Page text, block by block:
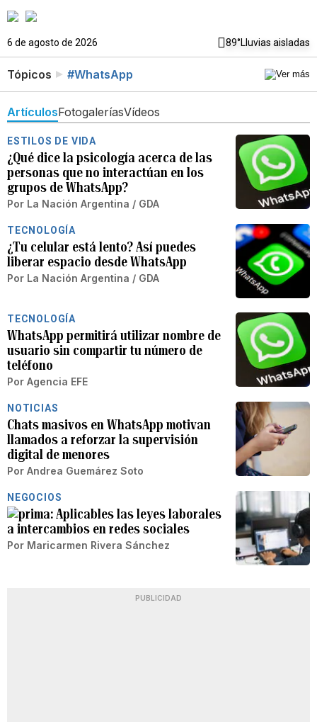
6 de agosto de 2026 89°Lluvias aisladas
Tópicos #WhatsApp
ArtículosFotogaleríasVídeos
ESTILOS DE VIDA
¿Qué dice la psicología acerca de las
personas que no interactúan en los
grupos de WhatsApp?
Por La Nación Argentina / GDA
TECNOLOGÍA
¿Tu celular está lento? Así puedes
liberar espacio desde WhatsApp
Por La Nación Argentina / GDA
TECNOLOGÍA
WhatsApp permitirá utilizar nombre de
usuario sin compartir tu número de
teléfono
Por Agencia EFE
NOTICIAS
Chats masivos en WhatsApp motivan
llamados a reforzar la supervisión
digital de menores
Por Andrea Guemárez Soto
NEGOCIOS
Aplicables las leyes laborales
a intercambios en redes sociales
Por Maricarmen Rivera Sánchez
PUBLICIDAD